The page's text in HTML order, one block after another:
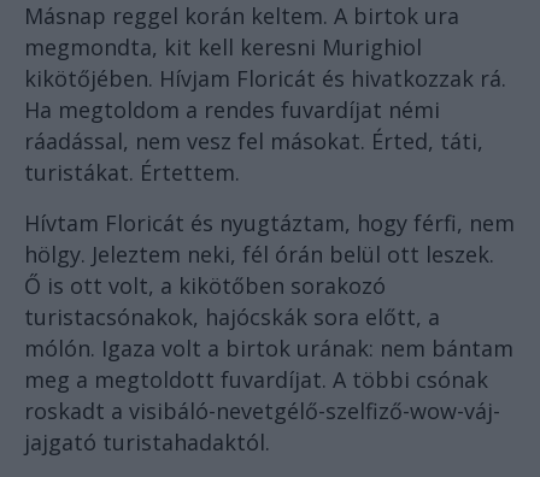
Másnap reggel korán keltem. A birtok ura
megmondta, kit kell keresni Murighiol
kikötőjében. Hívjam Floricát és hivatkozzak rá.
Ha megtoldom a rendes fuvardíjat némi
ráadással, nem vesz fel másokat. Érted, táti,
turistákat. Értettem.
Hívtam Floricát és nyugtáztam, hogy férfi, nem
hölgy. Jeleztem neki, fél órán belül ott leszek.
Ő is ott volt, a kikötőben sorakozó
turistacsónakok, hajócskák sora előtt, a
mólón. Igaza volt a birtok urának: nem bántam
meg a megtoldott fuvardíjat. A többi csónak
roskadt a visibáló-nevetgélő-szelfiző-wow-váj-
jajgató turistahadaktól.